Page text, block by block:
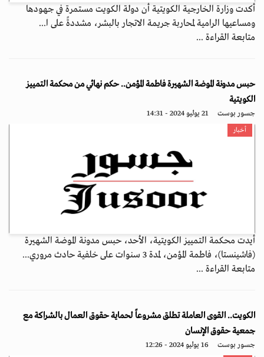
أكدت وزارة الخارجية الكويتية أن دولة الكويت مستمرة في جهودها
ومساعيها الرامية لمحاربة جريمة الاتجار بالبشر، مشددةً على ا...
متابعة القراءة ...
حبس مدونة الموضة الشهيرة فاطمة المؤمن.. حكم نهائي من محكمة التمييز
الكويتية
جسور بوست 21 يوليو 2024 - 14:31
أخبار
أيدت محكمة التمييز الكويتية، الأحد، حبس مدونة الموضة الشهيرة
(فاشينستا)، فاطمة المؤمن، لمدة 3 سنوات على خلفية حادث مروري...
متابعة القراءة ...
الكويت.. القوى العاملة تطلق مشروعاً لحماية حقوق العمال بالشراكة مع
جمعية حقوق الإنسان
جسور بوست 16 يوليو 2024 - 12:26